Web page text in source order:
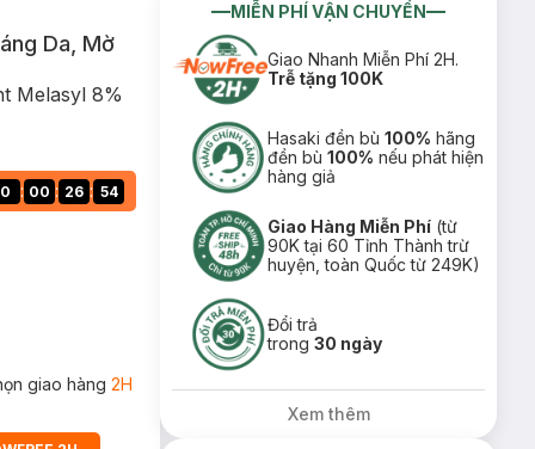
Da, Mờ
Melasyl 8%
0 : 00 : 26 : 53
giao hàng 2H
MIỄN PHÍ VẬN CHUYỂN
Giao Nhanh Miễn Phí 2H.
Trễ tặng 100K
Hasaki đền bù100% hãng
đền bù100% nếu phát hiện
hàng giả
Giao Hàng Miễn Phí (từ
90K tại 60 Tỉnh Thành trừ
huyện, toàn Quốc từ 249K)
Đổi trả
trong30 ngày
Xem thêm